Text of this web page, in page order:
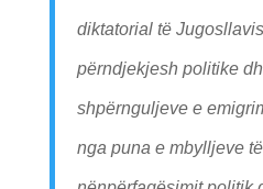
diktatorial të
përndjekjesh politike
shpërnguljeve e
nga puna e mbylljeve